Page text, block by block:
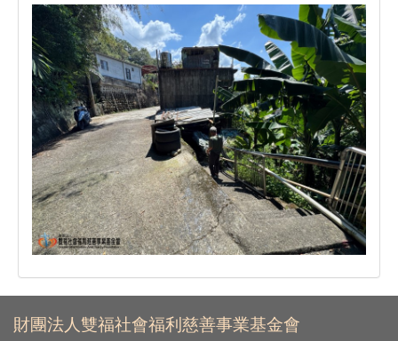
財團法人雙福社會福利慈善事業基金會